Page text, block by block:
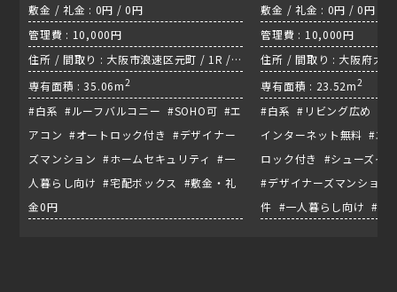
敷金 / 礼金 : 0円 / 0円
管理費 : 10,000円
住所 / 間取り : 大阪市浪速区元町 / 1R /
四つ橋線『なんば駅』
専有面積 : 35.06m2
#白系 #ルーフバルコニー #SOHO可 #エ
アコン #オートロック付き #デザイナー
ズマンション #ホームセキュリティ #一
人暮らし向け #宅配ボックス #敷金・礼
金0円
敷金 / 礼金 : 0円 / 0円
管理費 : 10,000円
住所 / 間取り : 大阪府大
専有面積 : 23.52m2
#白系 #リビング広め
インターネット無料 #エ
ロック付き #シューズイ
#デザイナーズマンショ
件 #一人暮らし向け #敷